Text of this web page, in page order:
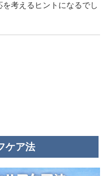
考えるヒントになるでし
ケア法